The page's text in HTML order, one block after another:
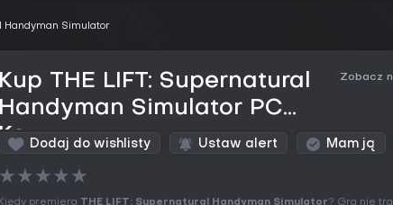
Handyman Simulator
Kup THE LIFT: Supernatural
Handyman Simulator PC
Zobacz
Dodaj do wishlisty Ustaw alert Mam ją
★★★★★
Kiedy premiera THE LIFT: Supernatural Handyman Simulator? Gra nie